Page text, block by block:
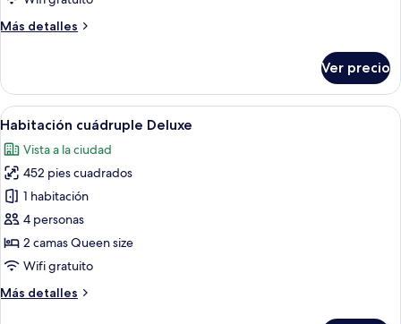
Más detalles
Más
doble
ejecutiva
Ver precio
Abrir
todas
las
fotos
de
Habitación
cuádruple
Deluxe
Habitación de hotel con dos camas,
5
Habitación cuádruple Deluxe
Vista a la ciudad
452 pies cuadrados
1 habitación
4 personas
2 camas Queen size
Wifi gratuito
Más detalles
Más